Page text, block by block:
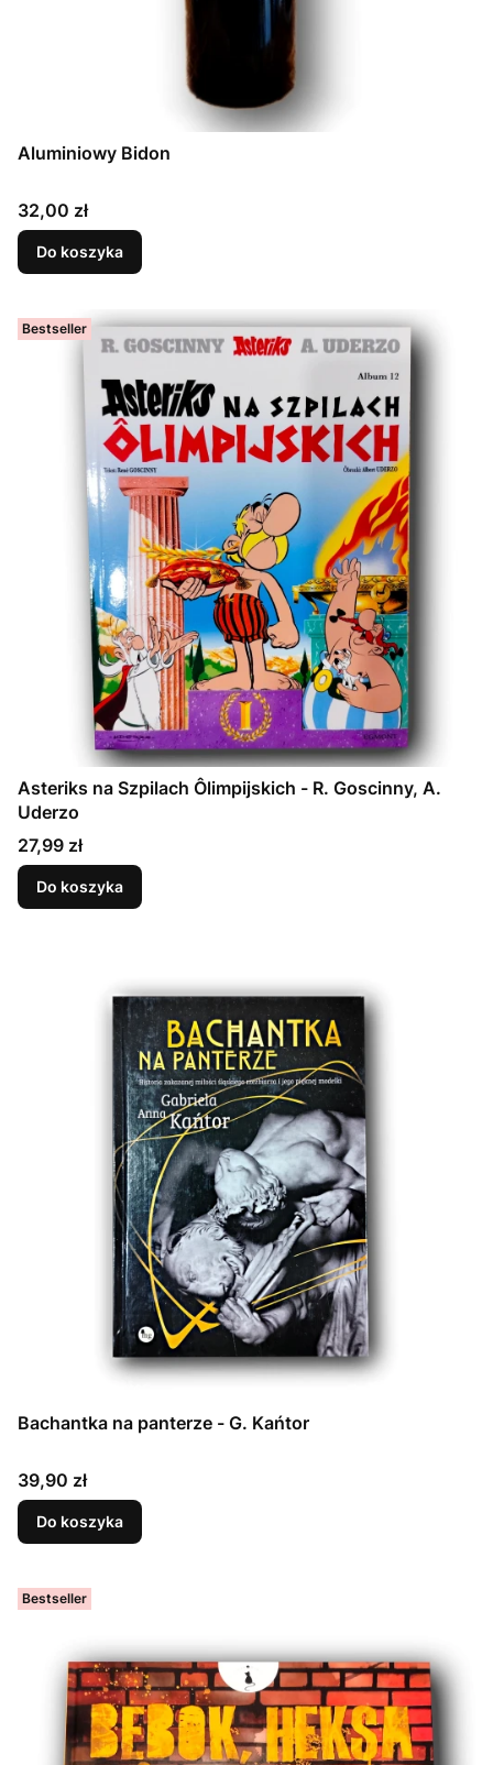
Aluminiowy Bidon
Cena
32,00 zł
Do koszyka
Bestseller
Asteriks na Szpilach Ôlimpijskich - R. Goscinny, A.
Uderzo
Cena
27,99 zł
Do koszyka
Bachantka na panterze - G. Kańtor
Cena
39,90 zł
Do koszyka
Bestseller